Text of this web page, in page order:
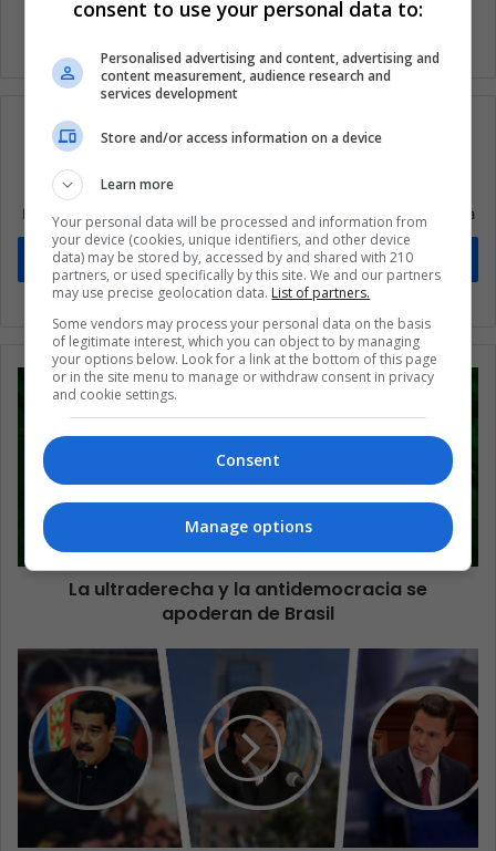
Suscríbete a nuestra lista de correos
Mantente informado sobre lo que está pasando en Latinoamérica
Suscríbete
La ultraderecha y la antidemocracia se
apoderan de Brasil
consent to use your personal data to:
Personalised advertising and content, advertising and
content measurement, audience research and
services development
Store and/or access information on a device
Learn more
Your personal data will be processed and information from
your device (cookies, unique identifiers, and other device
data) may be stored by, accessed by and shared with 210
partners, or used specifically by this site. We and our partners
may use precise geolocation data. List of partners.
Some vendors may process your personal data on the basis
of legitimate interest, which you can object to by managing
your options below. Look for a link at the bottom of this page
or in the site menu to manage or withdraw consent in privacy
and cookie settings.
Consent
Manage options